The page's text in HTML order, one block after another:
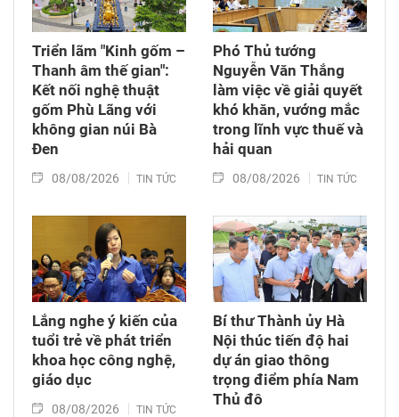
Triển lãm "Kinh gốm –
Thanh âm thế gian":
Kết nối nghệ thuật
gốm Phù Lãng với
không gian núi Bà
Đen
08/08/2026 TIN TỨC
Phó Thủ tướng
Nguyễn Văn Thắng
làm việc về giải quyết
khó khăn, vướng mắc
trong lĩnh vực thuế và
hải quan
08/08/2026 TIN TỨC
Lắng nghe ý kiến của
tuổi trẻ về phát triển
khoa học công nghệ,
giáo dục
08/08/2026 TIN TỨC
Bí thư Thành ủy Hà
Nội thúc tiến độ hai
dự án giao thông
trọng điểm phía Nam
Thủ đô